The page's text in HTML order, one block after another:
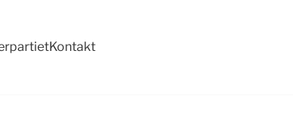
Kontakt